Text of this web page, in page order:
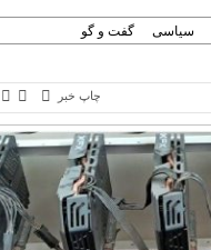
سیاسی
گفت و گو
چاپ خبر